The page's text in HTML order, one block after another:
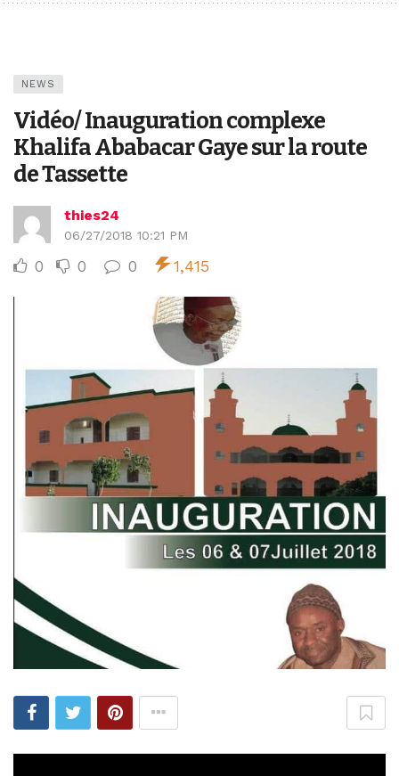
NEWS
Vidéo/ Inauguration complexe
Khalifa Ababacar Gaye sur la route
de Tassette
thies24
06/27/2018 10:21 PM
0 0 0 1,415